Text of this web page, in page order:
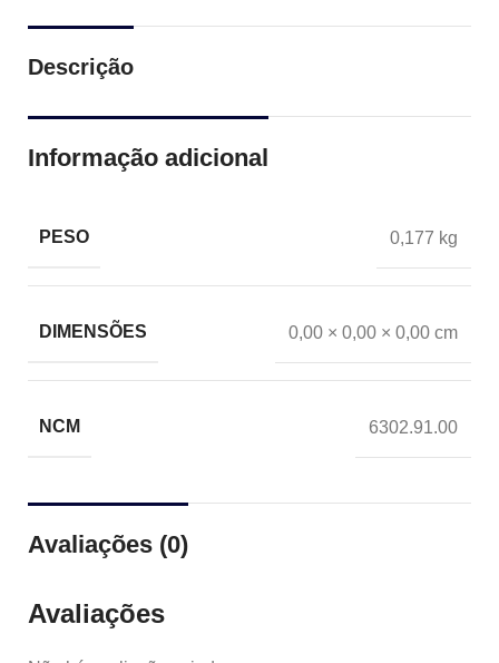
Descrição
Informação adicional
PESO 0,177 kg
DIMENSÕES 0,00 × 0,00 × 0,00 cm
NCM 6302.91.00
Avaliações (0)
Avaliações